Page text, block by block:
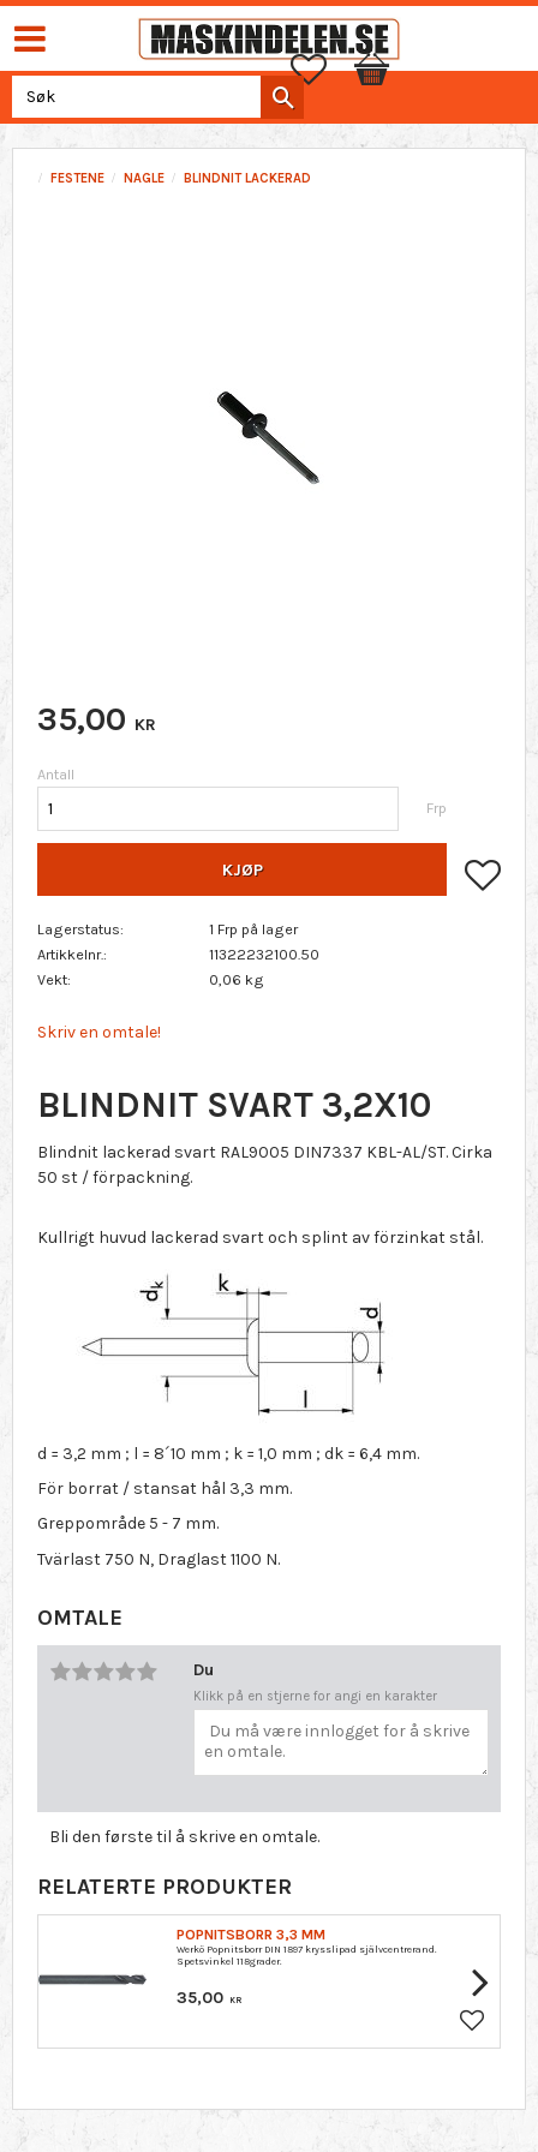
Favoritter
Handlekurv
FESTENE NAGLE BLINDNIT LACKERAD
35,00 KR
Antall
Frp
KJØP
Lagerstatus
1 Frp på lager
Artikkelnr.
11322232100.50
Vekt
0,06 kg
Skriv en omtale!
BLINDNIT SVART 3,2X10
Blindnit lackerad svart RAL9005 DIN7337 KBL-AL/ST. Cirka
50 st / förpackning.
Kullrigt huvud lackerad svart och splint av förzinkat stål.
d = 3,2 mm ; l = 8´10 mm ; k = 1,0 mm ; dk = 6,4 mm.
För borrat / stansat hål 3,3 mm.
Greppområde 5 - 7 mm.
Tvärlast 750 N, Draglast 1100 N.
OMTALE
Du
Klikk på en stjerne for angi en karakter
Bli den første til å skrive en omtale.
RELATERTE PRODUKTER
POPNITSBORR 3,3 MM
Werkö Popnitsborr DIN 1897 krysslipad självcentrerand.
Spetsvinkel 118grader.
35,00 KR
Lagre